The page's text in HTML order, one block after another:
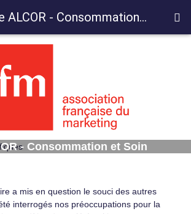
- Consommation et Soin
a mis en question le souci des autres
interrogés nos préoccupations pour la
Journée ALCOR - Consommation et Soin